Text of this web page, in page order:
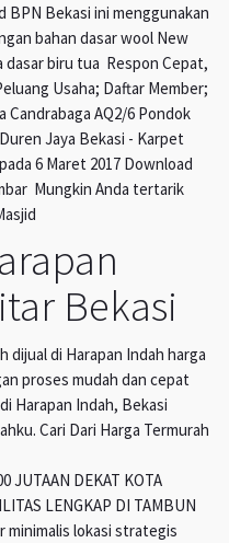
BPN Bekasi ini menggunakan
bahan dasar wool New
dasar biru tua Respon Cepat,
Usaha; Daftar Member;
Candrabaga AQ2/6 Pondok
Jaya Bekasi - Karpet
6 Maret 2017 Download
Mungkin Anda tertarik
Bekasi
dijual di Harapan Indah harga
proses mudah dan cepat
Harapan Indah, Bekasi
Cari Dari Harga Termurah
JUTAAN DEKAT KOTA
LENGKAP DI TAMBUN
minimalis lokasi strategis